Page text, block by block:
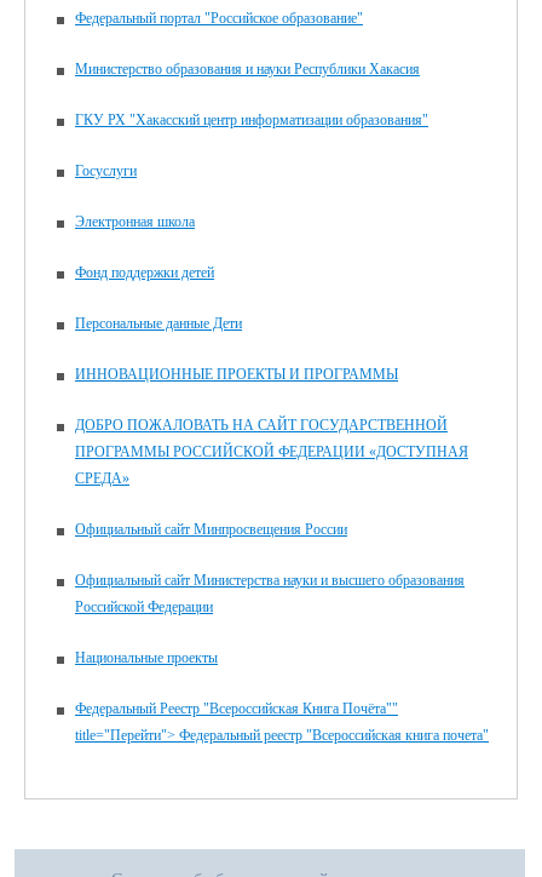
Федеральный портал "Российское образование"
Министерство образования и науки Республики Хакасия
ГКУ РХ "Хакасский центр информатизации образования"
Госуслуги
Электронная школа
Фонд поддержки детей
Персональные данные Дети
ИННОВАЦИОННЫЕ ПРОЕКТЫ И ПРОГРАММЫ
ДОБРО ПОЖАЛОВАТЬ НА САЙТ ГОСУДАРСТВЕННОЙ
ПРОГРАММЫ РОССИЙСКОЙ ФЕДЕРАЦИИ «ДОСТУПНАЯ
СРЕДА»
Официальный сайт Минпросвещения России
Официальный сайт Министерства науки и высшего образования
Российской Федерации
Национальные проекты
Федеральный Реестр "Всероссийская Книга Почёта""
title="Перейти"> Федеральный реестр "Всероссийская книга почета"